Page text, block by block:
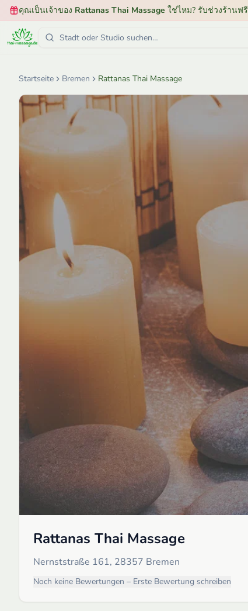
คุณเป็นเจ้าของ Rattanas Thai Massage ใช่ไหม? รับช่วงร้านฟรี
Startseite Bremen Rattanas Thai Massage
Rattanas Thai Massage
Nernststraße 161, 28357 Bremen
Noch keine Bewertungen – Erste Bewertung schreiben